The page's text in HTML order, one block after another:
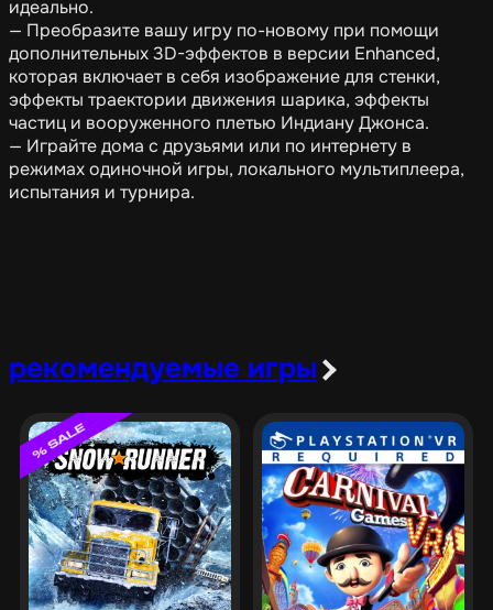
идеально.
— Преобразите вашу игру по-новому при помощи
дополнительных 3D-эффектов в версии Enhanced,
которая включает в себя изображение для стенки,
эффекты траектории движения шарика, эффекты
частиц и вооруженного плетью Индиану Джонса.
— Играйте дома с друзьями или по интернету в
режимах одиночной игры, локального мультиплеера,
испытания и турнира.
рекомендуемые игры